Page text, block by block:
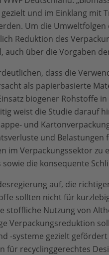
und im Einklang mit
Um die
Reduktion des
auch über die Vorgaben
dass die
als papierbasierte
biogener Rohstoffe
weist die Studie darauf
und
und Belastungen
im Verpackungssektor
die konsequente
auf, die
sollten nicht für
stoffliche Nutzung von
Verpackungsreduktion
-systeme gezielt
für recyclinggerechtes